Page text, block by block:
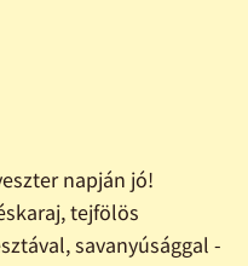
napján jó!
tejfölös
savanyúsággal -